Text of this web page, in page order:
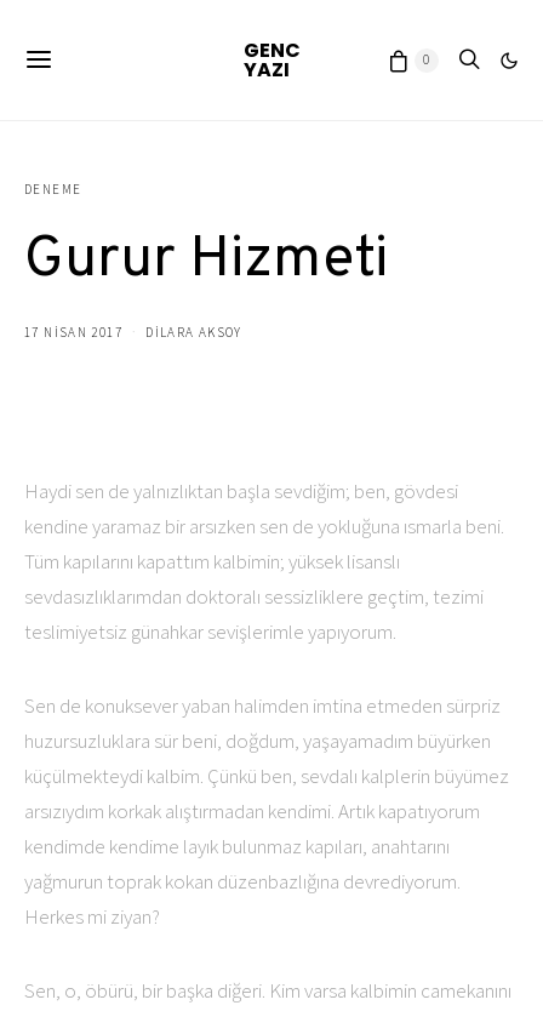
GENC
YAZI 0
DENEME
Gurur Hizmeti
17 NISAN 2017 DILARA AKSOY
Haydi sen de yalnızlıktan başla sevdiğim; ben, gövdesi
kendine yaramaz bir arsızken sen de yokluğuna ısmarla beni.
Tüm kapılarını kapattım kalbimin; yüksek lisanslı
sevdasızlıklarımdan doktoralı sessizliklere geçtim, tezimi
teslimiyetsiz günahkar sevişlerimle yapıyorum.
Sen de konuksever yaban halimden imtina etmeden sürpriz
huzursuzluklara sür beni, doğdum, yaşayamadım büyürken
küçülmekteydi kalbim. Çünkü ben, sevdalı kalplerin büyümez
arsızıydım korkak alıştırmadan kendimi. Artık kapatıyorum
kendimde kendime layık bulunmaz kapıları, anahtarını
yağmurun toprak kokan düzenbazlığına devrediyorum.
Herkes mi ziyan?
Sen, o, öbürü, bir başka diğeri. Kim varsa kalbimin camekanını